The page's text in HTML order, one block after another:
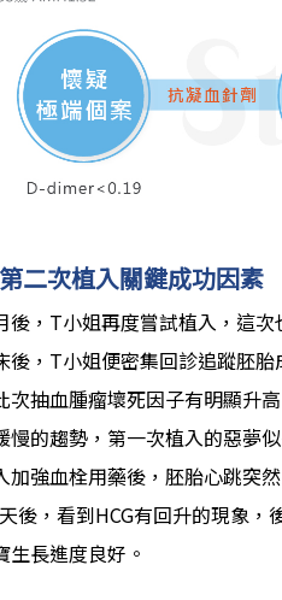
二次植入關鍵成功因素
後，T小姐再度嘗試植入，這
後，T小姐便密集回診追蹤胚
次抽血腫瘤壞死因子有明顯升
慢的趨勢，第一次植入的惡夢
加強血栓用藥後，胚胎心跳突
後，看到HCG有回升的現象
生長進度良好。